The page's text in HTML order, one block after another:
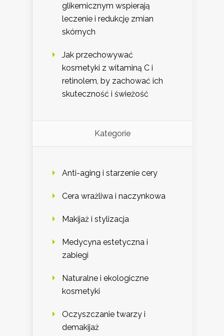
glikemicznym wspierają
leczenie i redukcję zmian
skórnych
Jak przechowywać
kosmetyki z witaminą C i
retinolem, by zachować ich
skuteczność i świeżość
Kategorie
Anti-aging i starzenie cery
Cera wrażliwa i naczynkowa
Makijaż i stylizacja
Medycyna estetyczna i
zabiegi
Naturalne i ekologiczne
kosmetyki
Oczyszczanie twarzy i
demakijaż